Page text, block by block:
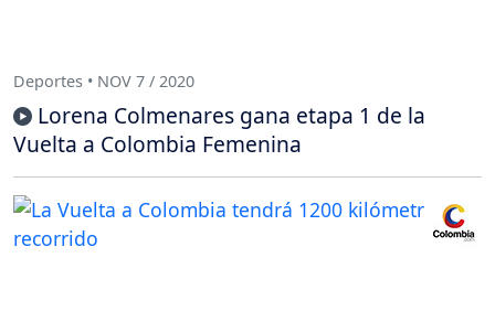
Deportes • NOV 7 / 2020
Lorena Colmenares gana etapa 1 de la
Vuelta a Colombia Femenina